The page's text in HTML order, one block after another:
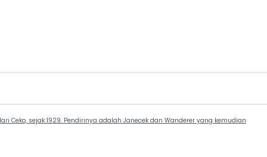
sejak 1929. Pendirinya adalah Janecek dan Wanderer yang kemudian